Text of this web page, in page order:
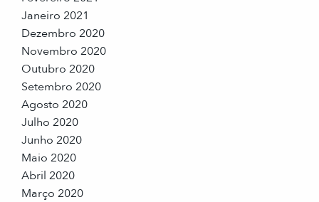
Janeiro 2021
Dezembro 2020
Novembro 2020
Outubro 2020
Setembro 2020
Agosto 2020
Julho 2020
Junho 2020
Maio 2020
Abril 2020
Março 2020